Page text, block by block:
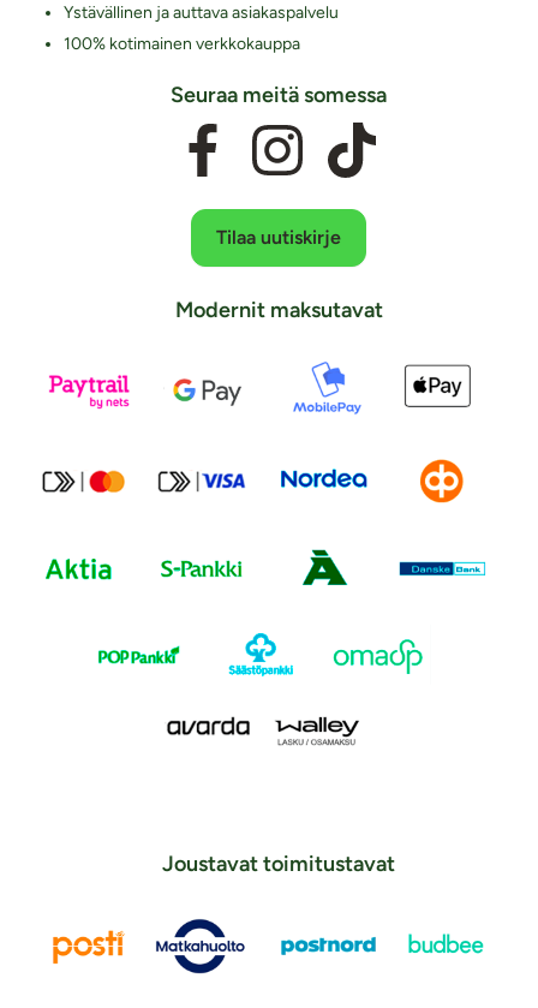
Ystävällinen ja auttava asiakaspalvelu
100% kotimainen verkkokauppa
Seuraa meitä somessa
Tilaa uutiskirje
Modernit maksutavat
Joustavat toimitustavat